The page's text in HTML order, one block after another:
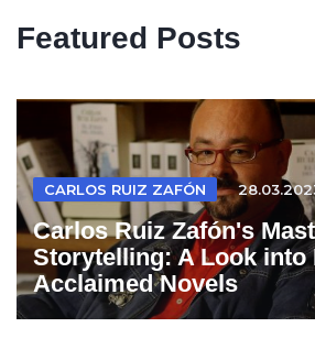
Featured Posts
CARLOS RUIZ ZAFÓN
Carlos Ruiz Zafón's
Storytelling: A Look into
Acclaimed Novels